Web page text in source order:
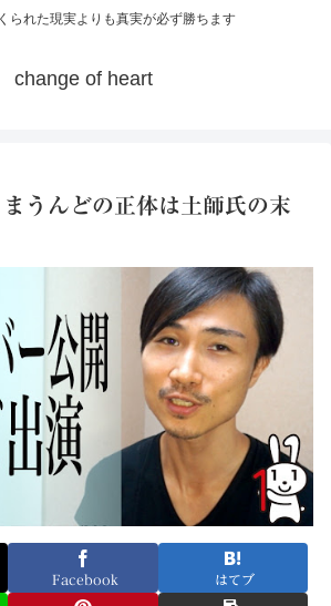
られた現実よりも真実が必ず勝ちます
change of heart
うんどの正体は土師氏の末
Facebook はてブ